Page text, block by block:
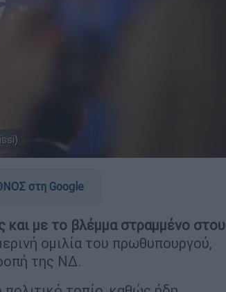
στη Google
με το βλέμμα στραμμένο
ομιλία του πρωθυπουργού,
της ΝΔ.